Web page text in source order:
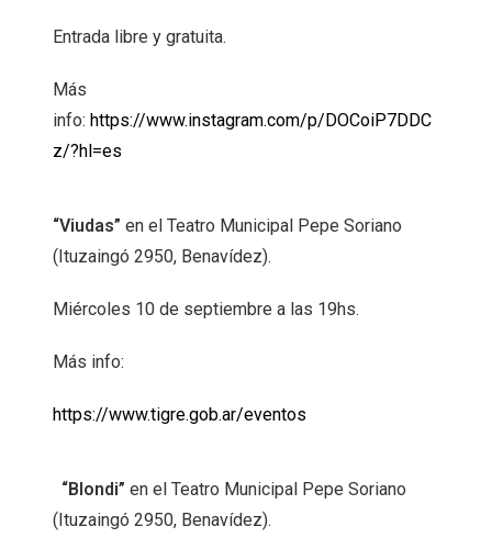
Entrada libre y gratuita.
Más
info: https://www.instagram.com/p/DOCoiP7DDC
z/?hl=es
“Viudas” en el Teatro Municipal Pepe Soriano
(Ituzaingó 2950, Benavídez).
Miércoles 10 de septiembre a las 19hs.
Más info:
https://www.tigre.gob.ar/eventos
“Blondi” en el Teatro Municipal Pepe Soriano
(Ituzaingó 2950, Benavídez).